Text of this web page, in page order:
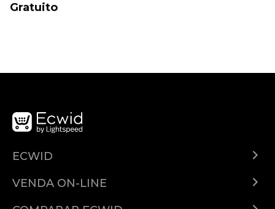
Gratuito
ECWID
Planos e preços
VENDA ON-LINE